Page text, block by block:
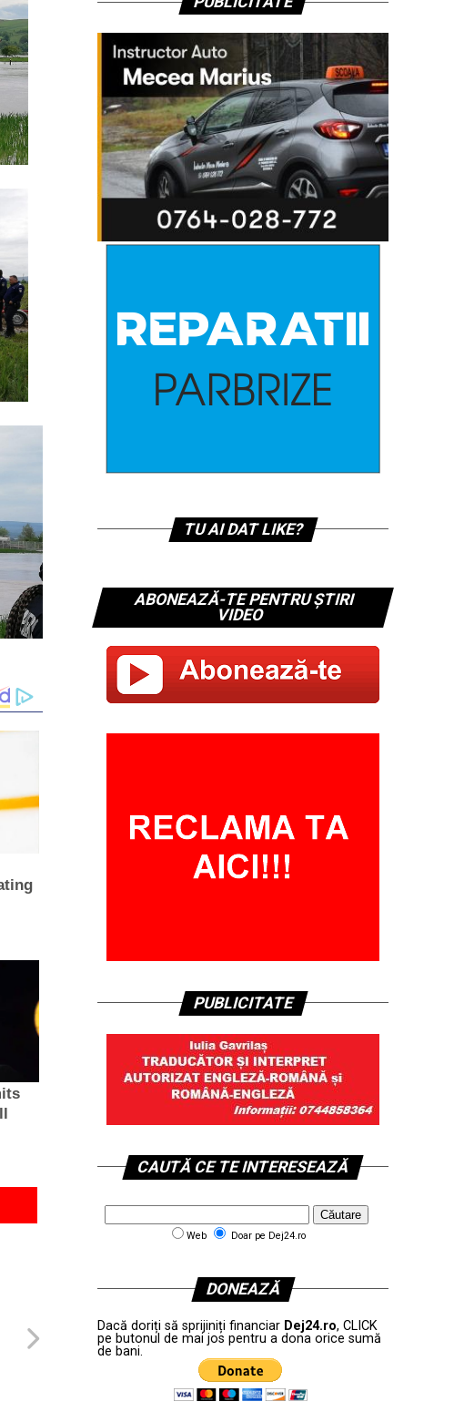
TU AI DAT LIKE?
ABONEAZĂ-TE PENTRU ȘTIRI
VIDEO
PUBLICITATE
CAUTĂ CE TE INTERESEAZĂ
Web Doar pe Dej24.ro
DONEAZĂ
Dacă doriți să sprijiniți financiar Dej24.ro, CLICK
pe butonul de mai jos pentru a dona orice sumă
de bani.